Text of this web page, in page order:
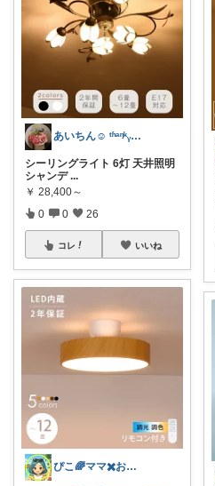
あいちん☺️ ᵗʱᵃᵑᵏᵧₒᵤওೄ ♬*
シーリングライト 6灯 天井照明
シャンデ ...
￥ 28,400～
0 0 26
コレ いいね
ぴこ🌈ママ✖️お洒落✖️お得